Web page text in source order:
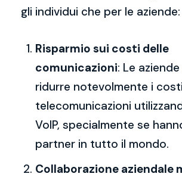
gli individui che per le aziende:
Risparmio sui costi delle
comunicazioni: Le
ridurre notevolmente i
telecomunicazioni
VoIP, specialmente se
partner in tutto il mondo.
Collaborazione aziendale